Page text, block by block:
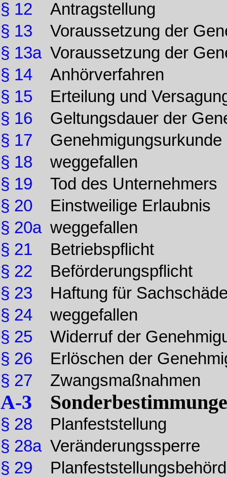
§ 12
§ 13
§ 13a
§ 14
§ 15
§ 16
§ 17
§ 18
§ 19
§ 20
§ 20a
§ 21
§ 22
§ 23
§ 24
§ 25
§ 26
§ 27
A-3
§ 28
§ 28a
§ 29
Antragstellung
Voraussetzung der
Voraussetzung der
Anhörverfahren
Erteilung und
Geltungsdauer der
Genehmigungsurkunde
weggefallen
Tod des Unternehmers
Einstweilige Erlaubnis
weggefallen
Betriebspflicht
Beförderungspflicht
Haftung für
weggefallen
Widerruf der
Erlöschen der
Zwangsmaßnahmen
Planfeststellung
Veränderungssperre